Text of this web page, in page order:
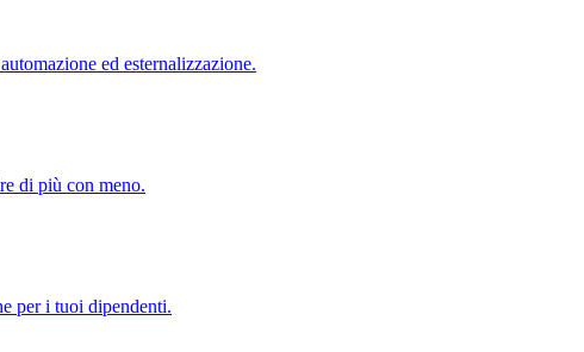
ed esternalizzazione.
di più con meno.
per i tuoi dipendenti.